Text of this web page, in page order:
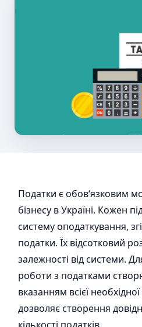
Податки є обов‘язковим
бізнесу в Україні. Кожен
систему оподаткування,
податки. Їх відсотковий
залежності від системи.
роботи з податками
вказанням всієї
дозволяє створення